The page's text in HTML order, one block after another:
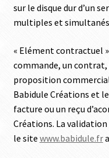
sur le disque dur d’un
multiples et
« Elément contractuel
commande, un contrat,
proposition
Babidule Créations et
facture ou un reçu
Créations. La validation
le site www.babidule.fr